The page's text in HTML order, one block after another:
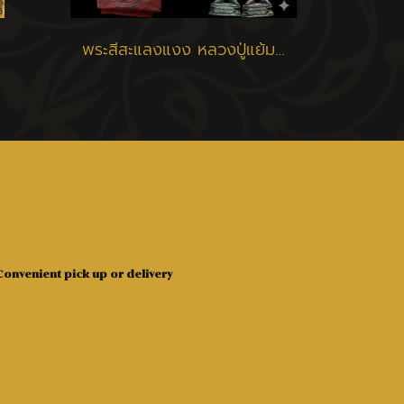
พระสีสะแลงแงง หลวงปู่แย้ม วัดสามง่าม
pick up or delivery